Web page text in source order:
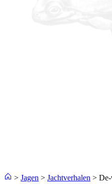
> Jagen > Jachtverhalen > De-